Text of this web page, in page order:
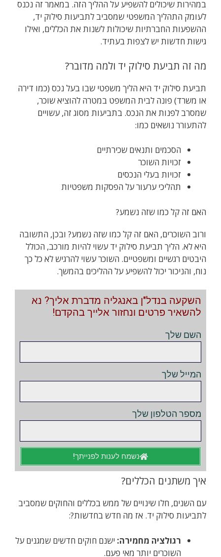
במהירות שיכולים להשפיע על ההליך הזה. במאמר זה נכנס
לעומק התהליך המשפטי שמסביב לתביעות סילוק יד,
ההשפעות החברתיות שיכולות לשנות את הכללים, ואילו
גישות חדשות יש לצפות בעתיד.
מה זה תביעת סילוק יד ולמה מדובר?
תביעת סילוק יד היא הליך משפטי שבו בעל נכס (כמו דירה
או משרד) פונה לבית המשפט במטרה להוציא שוכר,
שמסרב לפנות את הנכס. בתביעות מסוג זה, עשויים
להתעורר נושאים כמו:
הסכמים ותנאים שכירתיים
זכויות השוכר
זכויות בעלי הנכסים
תהליכי ערעור על הפסקות משפטיות
האם זה קל כמו שזה נשמע?
ורוב השוכרים, האם זה קל כמו שזה נשמע? ובכן, התשובה
היא לא. הליך תביעת סילוק יד עשוי להיות מורכב, הכולל
היבטים רגשיים ומשפטיים. השוכר עשוי להרגיש לא כל כך
נוח, והניכור יכול להשפיע על ההליכים בהמשך.
השקעה בנדל"ן באנגליה מדברת אליך? נא
להשאיר פרטים ונחזור אלייך בהקדם!
השם שלך
המייל שלך
מספר הטלפון שלך
נשמח לענות לפנייתך!
איך משתנים הכללים?
עם השנים, חלו שינויים של ממש בכללים והחוקים שמסביב
לתביעות סילוק יד. אז מה חדש בחדשות?:
רגולציה מחמירה: ישנם חוקים חדשים שמגנים על
השוכרים יותר מאי פעם.